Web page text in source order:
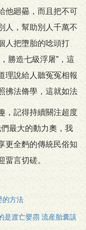
他廻曏，而且把不可
人，幫助別人千萬不
人把墮胎的唸頭打
勝造七級浮屠”，這
理說給人聽冤冤相報
彿法脩學，這就如法
，記得持續關注超度
最大的動力奧，我
更全麪的傳統民俗知
畱言切磋。
的方法
是渡亡嬰霛 流産胎囊該